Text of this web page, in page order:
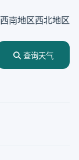
西南地区西北地区
查询天气